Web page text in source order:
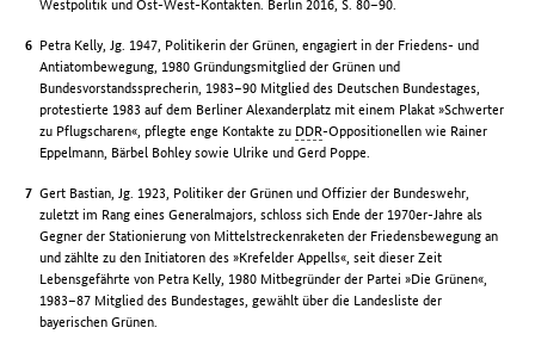
Westpolitik und Ost-West-Kontakten. Berlin 2016, S. 80–90.
Petra Kelly, Jg. 1947, Politikerin der Grünen, engagiert in der Friedens- und
Antiatombewegung, 1980 Gründungsmitglied der Grünen und
Bundesvorstandssprecherin, 1983–90 Mitglied des Deutschen Bundestages,
protestierte 1983 auf dem Berliner Alexanderplatz mit einem Plakat »Schwerter
zu Pflugscharen«, pflegte enge Kontakte zu DDR-Oppositionellen wie Rainer
Eppelmann, Bärbel Bohley sowie Ulrike und Gerd Poppe.
Gert Bastian, Jg. 1923, Politiker der Grünen und Offizier der Bundeswehr,
zuletzt im Rang eines Generalmajors, schloss sich Ende der 1970er-Jahre als
Gegner der Stationierung von Mittelstreckenraketen der Friedensbewegung an
und zählte zu den Initiatoren des »Krefelder Appells«, seit dieser Zeit
Lebensgefährte von Petra Kelly, 1980 Mitbegründer der Partei »Die Grünen«,
1983–87 Mitglied des Bundestages, gewählt über die Landesliste der
bayerischen Grünen.